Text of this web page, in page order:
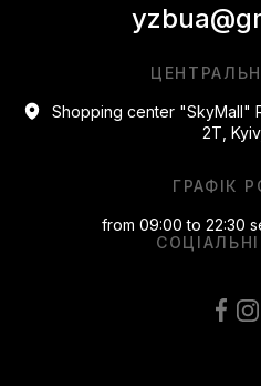
Shopping center "SkyMall"
2T,
ГРАФІК
from 09:00 to 22:30